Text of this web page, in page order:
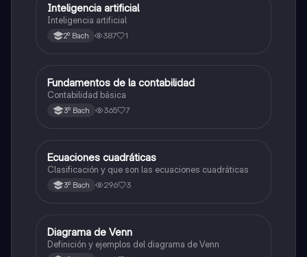
Otros
Inteligencia artificial
Inteligencia artificial
2º Bach 387 1
Otros
Fundamentos de la contabilidad
Contabilidad básica
3º Bach 365 7
Otros
Ecuaciones cuadráticas
Clasificación y que son las ecuaciones cuadráticas
3º Bach 296 3
Otros
Diagrama de Venn
Definición y ejemplos del diagrama de Venn